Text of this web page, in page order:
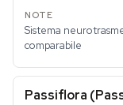
Sistema
comparabile
Passiflora (